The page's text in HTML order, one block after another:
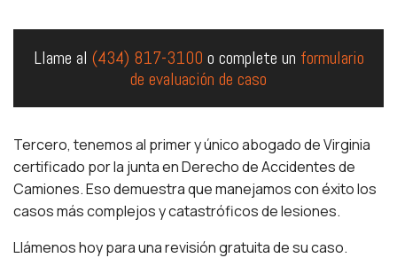
Llame al (434) 817-3100 o complete un formulario
de evaluación de caso
Tercero, tenemos al primer y único abogado de Virginia
certificado por la junta en Derecho de Accidentes de
Camiones. Eso demuestra que manejamos con éxito los
casos más complejos y catastróficos de lesiones.
Llámenos hoy para una revisión gratuita de su caso.